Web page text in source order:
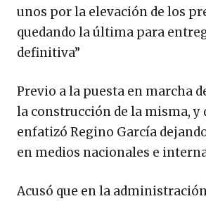
unos por la elevación de los
quedando la última para
definitiva”
Previo a la puesta en marcha
la construcción de la misma, y
enfatizó Regino García
en medios nacionales e
Acusó que en la